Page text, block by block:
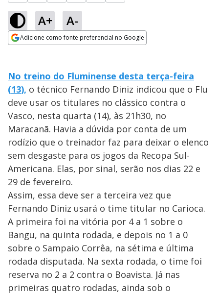
A+ A-
Adicione como fonte preferencial no Google
No treino do Fluminense desta terça-feira
(13), o técnico Fernando Diniz indicou que o Flu
deve usar os titulares no clássico contra o
Vasco, nesta quarta (14), às 21h30, no
Maracanã. Havia a dúvida por conta de um
rodízio que o treinador faz para deixar o elenco
sem desgaste para os jogos da Recopa Sul-
Americana. Elas, por sinal, serão nos dias 22 e
29 de fevereiro.
Assim, essa deve ser a terceira vez que
Fernando Diniz usará o time titular no Carioca.
A primeira foi na vitória por 4 a 1 sobre o
Bangu, na quinta rodada, e depois no 1 a 0
sobre o Sampaio Corrêa, na sétima e última
rodada disputada. Na sexta rodada, o time foi
reserva no 2 a 2 contra o Boavista. Já nas
primeiras quatro rodadas, ainda sob o